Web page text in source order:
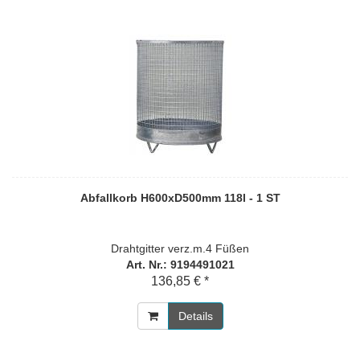
Abfallkorb H600xD500mm 118l - 1 ST
Drahtgitter verz.m.4 Füßen
Art. Nr.: 9194491021
136,85 € *
Details